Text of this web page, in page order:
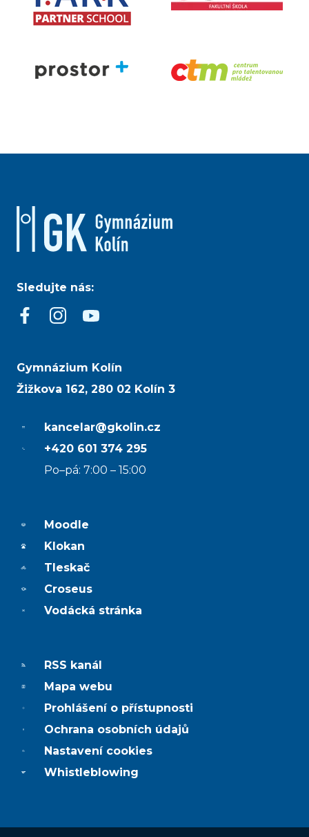
Sledujte nás:
Gymnázium Kolín
Žižkova 162, 280 02 Kolín 3
kancelar@gkolin.cz
+420 601 374 295
Po–pá: 7:00 – 15:00
Moodle
Klokan
Tleskač
Croseus
Vodácká stránka
RSS kanál
Mapa webu
Prohlášení o přístupnosti
Ochrana osobních údajů
Nastavení cookies
Whistleblowing